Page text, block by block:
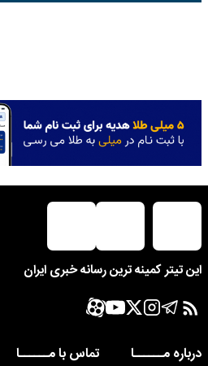
این تیتر کمینه ترین رسانه خبری ایران
درباره مــــــا
تماس با مــــــا